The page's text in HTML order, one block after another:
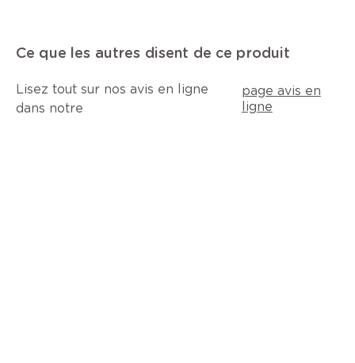
Ce que les autres disent de ce produit
Lisez tout sur nos avis en ligne
dans notre
page avis en
ligne